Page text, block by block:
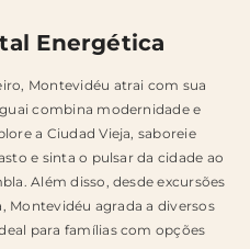
Energética
Montevidéu atrai com sua
combina modernidade e
a Ciudad Vieja, saboreie
e sinta o pulsar da cidade ao
Além disso, desde excursões
Montevidéu agrada a diversos
para famílias com opções